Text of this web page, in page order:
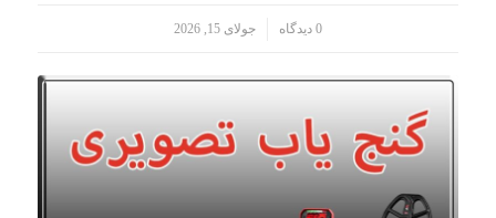
0 دیدگاه جولای 15, 2026